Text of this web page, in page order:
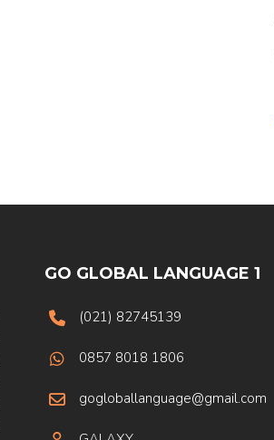
GO GLOBAL LANGUAGE 1
(021) 82745139
0857 8018 1806
gogloballanguage@gmail.com